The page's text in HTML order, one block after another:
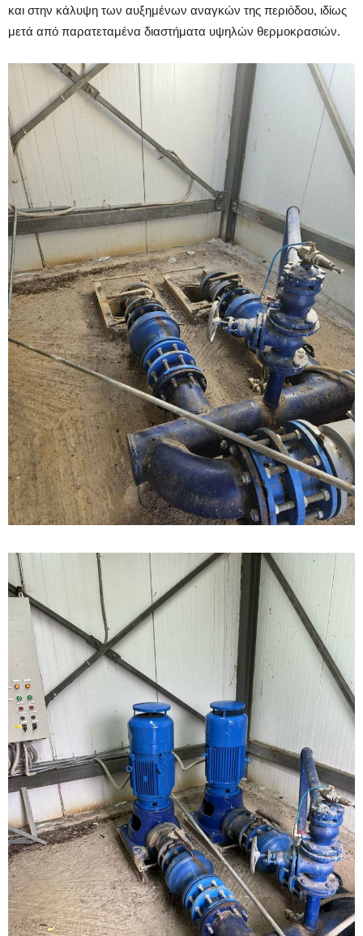
και στην κάλυψη των αυξημένων αναγκών της περιόδου, ιδίως
μετά από παρατεταμένα διαστήματα υψηλών θερμοκρασιών.